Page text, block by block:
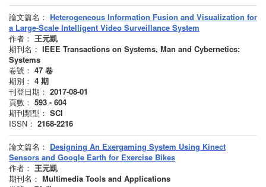
論文篇名： Heterogeneous Information Fusion and Visualization for
a Large-Scale Intelligent Video Surveillance System
作者： 王元凱
期刊名： IEEE Transactions on Systems, Man and Cybernetics:
Systems
卷號： 47 卷
期別： 4 期
刊登日期： 2017-08-01
頁數： 593 - 604
期刊類型： SCI
ISSN： 2168-2216
論文篇名： Designing An Exergaming System Using Kinect
Sensors and Google Earth for Exercise Bikes
作者： 王元凱
期刊名： Multimedia Tools and Applications